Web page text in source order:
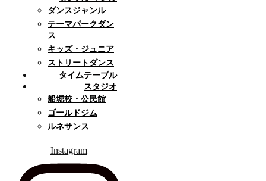
ダンスジャンル
テーマパークダン
ス
キッズ・ジュニア
ストリートダンス
タイムテーブル
スタジオ
船堀校・公民館
ゴールドジム
ルネサンス
Instagram